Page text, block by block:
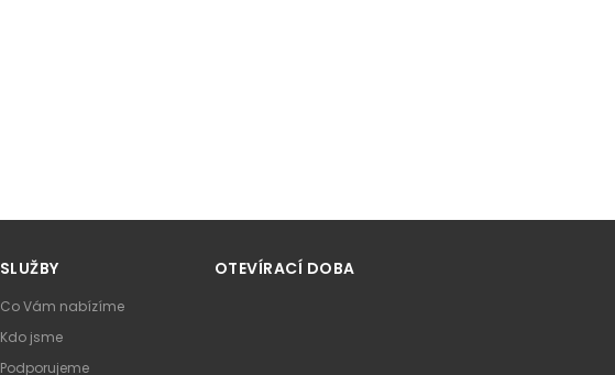
SLUŽBY
Co Vám nabízíme
Kdo jsme
Podporujeme
OTEVÍRACÍ DOBA